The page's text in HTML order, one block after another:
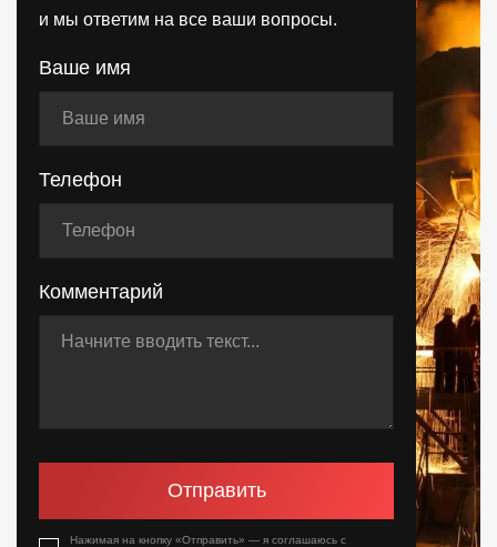
и мы ответим на все ваши вопросы.
Ваше имя
Телефон
Комментарий
Отправить
Нажимая на кнопку «Отправить» — я соглашаюсь с